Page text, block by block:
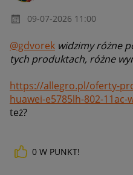
‎09-07-2026 11:00
@gdvorek widzimy różne
tych produktach, różne
https://allegro.pl/oferty-
huawei-e5785lh-802-11ac-
też?
0 W PUNKT!